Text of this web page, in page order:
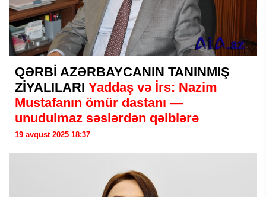
QƏRBİ AZƏRBAYCANIN TANINMIŞ
ZİYALILARI Yaddaş və İrs: Nazim
Mustafanın ömür dastanı —
unudulmaz səslərdən qəlblərə
19 avqust 2025 18:37